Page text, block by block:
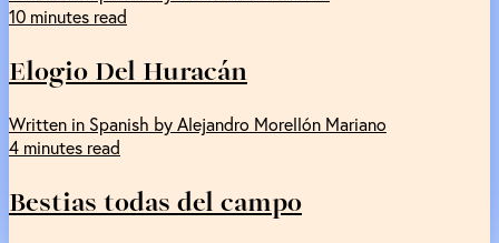
10 minutes read
Elogio Del Huracán
Written in Spanish by Alejandro Morellón Mariano
4 minutes read
Bestias todas del campo